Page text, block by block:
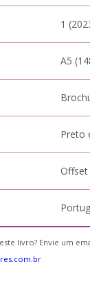
1
A5
Preto
Offset
livro? Envie um